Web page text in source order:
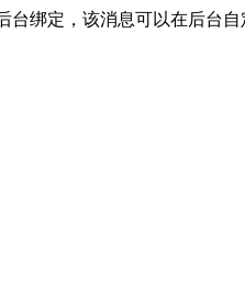
台绑定，该消息可以在后台自